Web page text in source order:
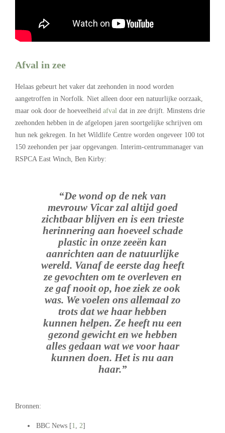
Afval in zee
Helaas gebeurt het vaker dat zeehonden in nood worden
aangetroffen in Norfolk. Niet alleen door een natuurlijke oorzaak,
maar ook door de hoeveelheid afval dat in zee drijft. Minstens drie
zeehonden hebben in de afgelopen jaren soortgelijke schrijven om
hun nek gekregen. In het Wildlife Centre worden ongeveer 100 tot
150 zeehonden per jaar opgevangen. Interim-centrummanager van
RSPCA East Winch, Ben Kirby:
“De wond op de nek van
mevrouw Vicar zal altijd goed
zichtbaar blijven en is een trieste
herinnering aan hoeveel schade
plastic in onze zeeën kan
aanrichten aan de natuurlijke
wereld. Vanaf de eerste dag heeft
ze gevochten om te overleven en
ze gaf nooit op, hoe ziek ze ook
was. We voelen ons allemaal zo
trots dat we haar hebben
kunnen helpen. Ze heeft nu een
gezond gewicht en we hebben
alles gedaan wat we voor haar
kunnen doen. Het is nu aan
haar.”
Bronnen:
BBC News [1, 2]